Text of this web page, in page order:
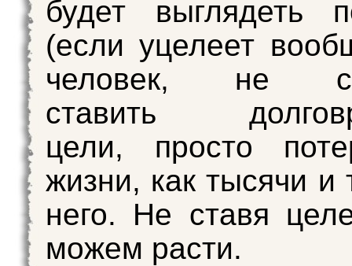
будет выглядеть
(если уцелеет
человек, не
ставить
цели, просто
жизни, как тысячи и
него. Не ставя
можем расти.